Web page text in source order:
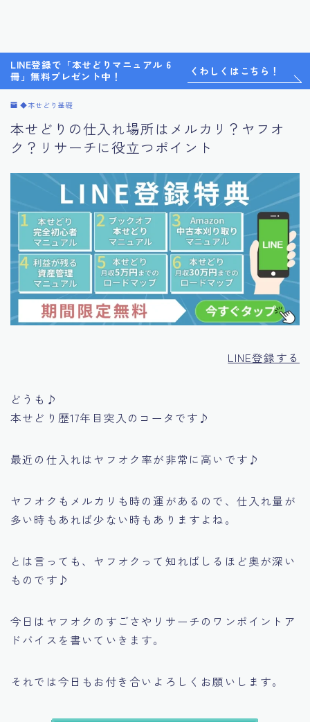
LINE登録で「本せどりマニュアル 6
冊」無料プレゼント中！
くわしくはこちら！
◆本せどり基礎
本せどりの仕入れ場所はメルカリ？ヤフオ
ク？リサーチに役立つポイント
LINE登録する
どうも♪
本せどり歴17年目突入のコータです♪
最近の仕入れはヤフオク率が非常に高いです♪
ヤフオクもメルカリも時の運があるので、仕入れ量が
多い時もあれば少ない時もありますよね。
とは言っても、ヤフオクって知ればしるほど奥が深い
ものです♪
今日はヤフオクのすごさやリサーチのワンポイントア
ドバイスを書いていきます。
それでは今日もお付き合いよろしくお願いします。